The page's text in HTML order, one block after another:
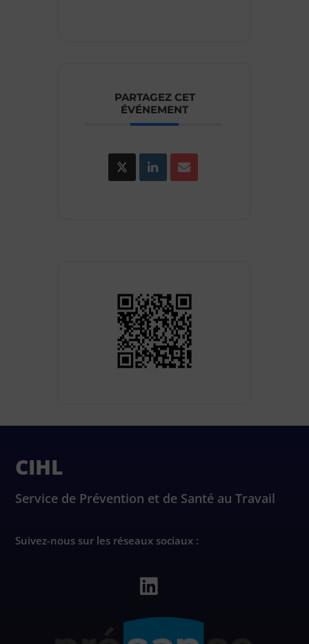
PARTAGEZ CET
ÉVÉNEMENT
CIHL
Service de Prévention et de Santé au Travail
Suivez-nous sur les réseaux sociaux :